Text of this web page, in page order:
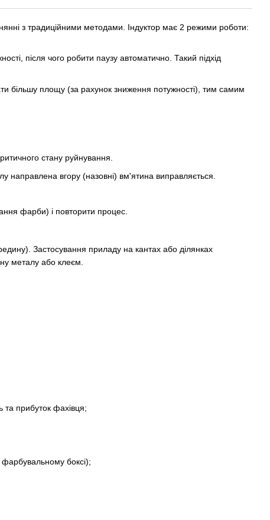
з традиційними методами. Індуктор має 2 режими роботи:
після чого робити паузу автоматично. Такий підхід
більшу площу (за рахунок зниження потужності), тим самим
стану руйнування.
направлена ​​вгору (назовні) вм'ятина виправляється.
фарби) і повторити процес.
Застосування приладу на кантах або ділянках
металу або клеєм.
прибуток фахівця;
фарбувальному боксі);